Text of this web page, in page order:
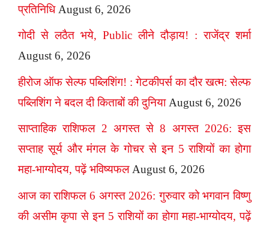
प्रतिनिधि August 6, 2026
गोदी से लठैत भये, Public लीने दौड़ाय! : राजेंद्र शर्मा
August 6, 2026
हीरोज ऑफ सेल्फ पब्लिशिंग! : गेटकीपर्स का दौर खत्म: सेल्फ
पब्लिशिंग ने बदल दी किताबों की दुनिया August 6, 2026
साप्ताहिक राशिफल 2 अगस्त से 8 अगस्त 2026: इस
सप्ताह सूर्य और मंगल के गोचर से इन 5 राशियों का होगा
महा-भाग्योदय, पढ़ें भविष्यफल August 6, 2026
आज का राशिफल 6 अगस्त 2026: गुरुवार को भगवान विष्णु
की असीम कृपा से इन 5 राशियों का होगा महा-भाग्योदय, पढ़ें